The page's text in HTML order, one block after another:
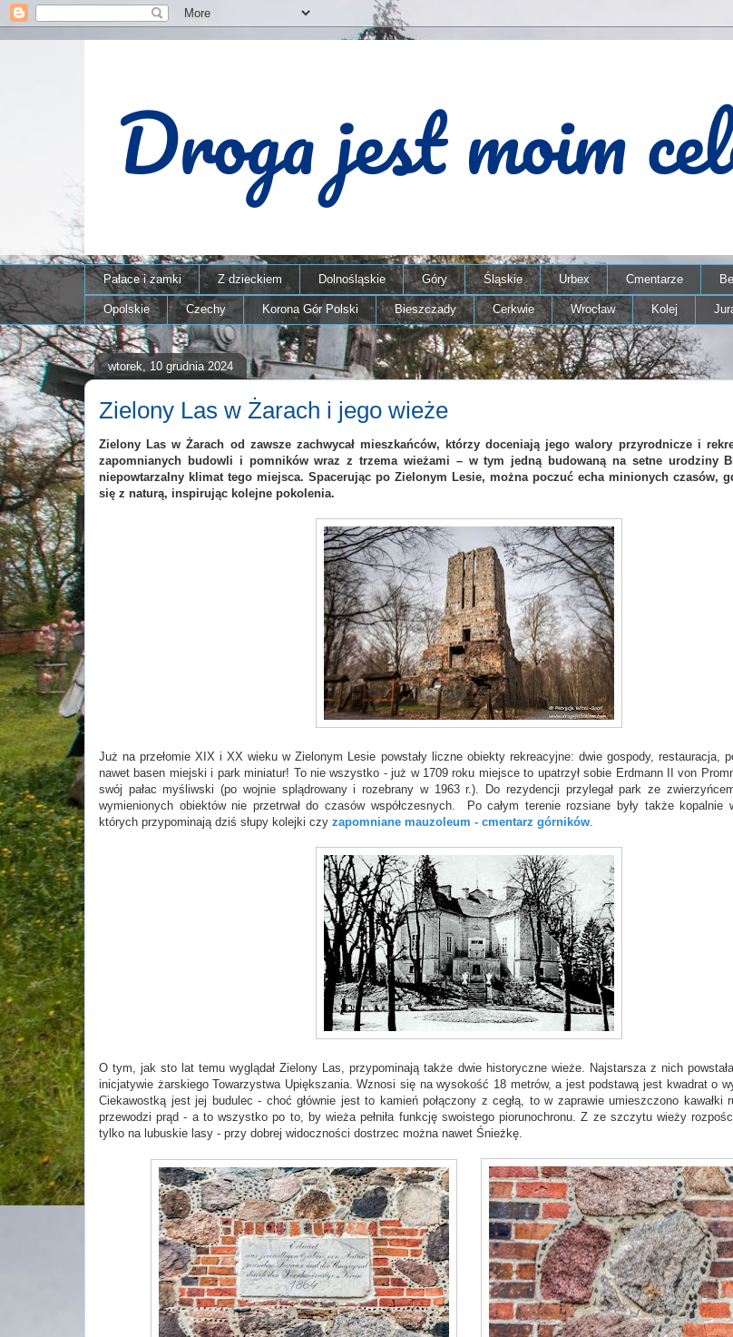
Pałace i zamki Z dzieckiem Dolnośląskie Góry Śląskie Urbex Cmentarze
Opolskie Czechy Korona Gór Polski Bieszczady Cerkwie Wrocław Kolej
wtorek, 10 grudnia 2024
Zielony Las w Żarach i jego wieże
Zielony Las w Żarach od zawsze zachwycał mieszkańców, którzy doceniają jego walory przyrodnicze i
zapomnianych budowli i pomników wraz z trzema wieżami – w tym jedną budowaną na setne urodziny
niepowtarzalny klimat tego miejsca. Spacerując po Zielonym Lesie, można poczuć echa minionych czasów,
się z naturą, inspirując kolejne pokolenia.
Już na przełomie XIX i XX wieku w Zielonym Lesie powstały liczne obiekty rekreacyjne: dwie gospody, restauracja,
nawet basen miejski i park miniatur! To nie wszystko - już w 1709 roku miejsce to upatrzył sobie Erdmann II von
swój pałac myśliwski (po wojnie splądrowany i rozebrany w 1963 r.). Do rezydencji przylegał park ze
wymienionych obiektów nie przetrwał do czasów współczesnych. Po całym terenie rozsiane były także kopalnie
których przypominają dziś słupy kolejki czy zapomniane mauzoleum - cmentarz górników.
O tym, jak sto lat temu wyglądał Zielony Las, przypominają także dwie historyczne wieże. Najstarsza z nich
inicjatywie żarskiego Towarzystwa Upiększania. Wznosi się na wysokość 18 metrów, a jest podstawą jest kwadrat o
Ciekawostką jest jej budulec - choć głównie jest to kamień połączony z cegłą, to w zaprawie umieszczono kawałki
przewodzi prąd - a to wszystko po to, by wieża pełniła funkcję swoistego piorunochronu. Z ze szczytu wieży
tylko na lubuskie lasy - przy dobrej widoczności dostrzec można nawet Śnieżkę.